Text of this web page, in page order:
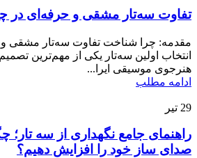
تفاوت سه‌تار مشقی و حرفه‌ای در
مقدمه: چرا شناخت تفاوت سه‌تار مشقی و
انتخاب اولین سه‌تار یکی از مهم‌ترین
هنرجوی موسیقی ایرا...
ادامه مطلب
29 تیر
راهنمای جامع نگهداری از سه تار؛
صدای ساز خود را افزایش دهیم؟